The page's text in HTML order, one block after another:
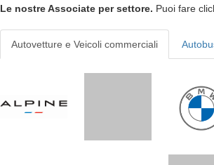
Le nostre Associate per settore. Puoi fare
Autovetture e Veicoli commerciali